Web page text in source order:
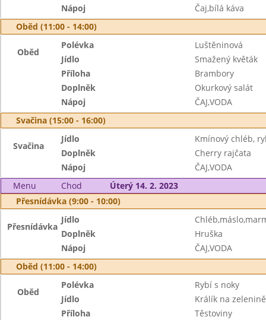
Nápoj
Čaj,bílá káva
Oběd (11:00 - 14:00)
Oběd
Polévka
Luštěninová
Jídlo
Smažený květák
Příloha
Brambory
Doplněk
Okurkový salát
Nápoj
ČAJ,VODA
Svačina (15:00 - 16:00)
Svačina
Jídlo
Kmínový chléb,
Doplněk
Cherry rajčata
Nápoj
ČAJ,VODA
Menu
Chod
Úterý 14. 2. 2023
Přesnídávka (9:00 - 10:00)
Přesnídávka
Jídlo
Doplněk
Hruška
Nápoj
ČAJ,VODA
Oběd (11:00 - 14:00)
Oběd
Polévka
Rybí s noky
Jídlo
Králík na zelenině
Příloha
Těstoviny